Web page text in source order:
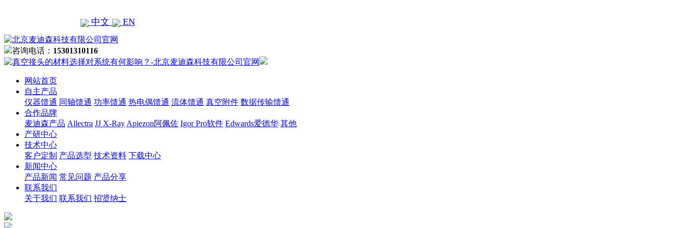
中文 EN
咨询电话： 15301310116
网站首页
自主产品
仪器馈通 同轴馈通 功率馈通 热电偶馈通 流体馈通 真空附件 数据传输馈通
合作品牌
麦迪森产品 Allectra JJ X-Ray Apiezon阿佩佐 Igor Pro软件 Edwards爱德华 其他
产研中心
技术中心
客户定制 产品选型 技术资料 下载中心
新闻中心
产品新闻 常见问题 产品分享
联系我们
关于我们 联系我们 招贤纳士